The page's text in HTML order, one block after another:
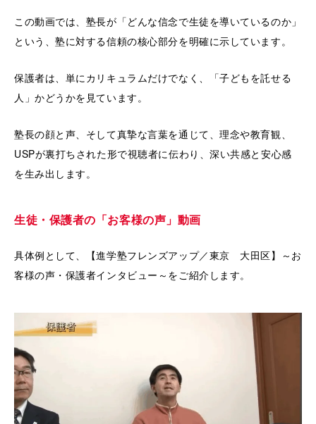
この動画では、塾長が「どんな信念で生徒を導いているのか」
という、塾に対する信頼の核心部分を明確に示しています。
保護者は、単にカリキュラムだけでなく、「子どもを託せる
人」かどうかを見ています。
塾長の顔と声、そして真摯な言葉を通じて、理念や教育観、
USPが裏打ちされた形で視聴者に伝わり、深い共感と安心感
を生み出します。
生徒・保護者の「お客様の声」動画
具体例として、【進学塾フレンズアップ／東京 大田区】～お
客様の声・保護者インタビュー～をご紹介します。